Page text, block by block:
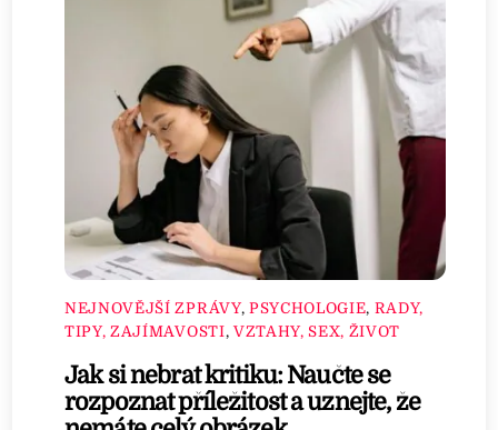
NEJNOVĚJŠÍ ZPRÁVY, PSYCHOLOGIE, RADY,
TIPY, ZAJÍMAVOSTI, VZTAHY, SEX, ŽIVOT
Jak si nebrat kritiku: Naučte se
rozpoznat příležitost a uznejte, že